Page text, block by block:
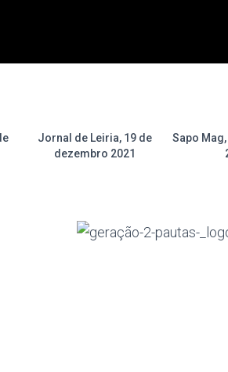
Jornal de Leiria, 19 de
dezembro 2021
Sapo